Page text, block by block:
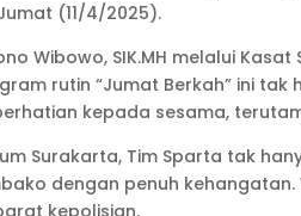
(11/4/2025).
Wibowo, SIK.MH melalui
rutin “Jumat Berkah” ini
kepada sesama,
Surakarta, Tim Sparta tak
dengan penuh